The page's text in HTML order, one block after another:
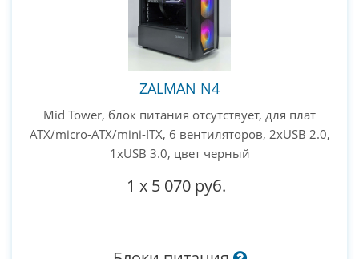
ZALMAN N4
Mid Tower, блок питания отсутствует, для плат
ATX/micro-ATX/mini-ITX, 6 вентиляторов, 2xUSB 2.0,
1xUSB 3.0, цвет черный
1 x 5 070 руб.